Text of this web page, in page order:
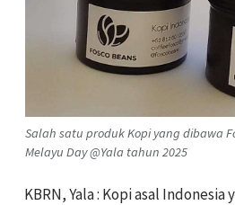
Salah satu produk Kopi yang dibawa
Melayu Day @Yala tahun 2025
KBRN, Yala : Kopi asal Indonesia